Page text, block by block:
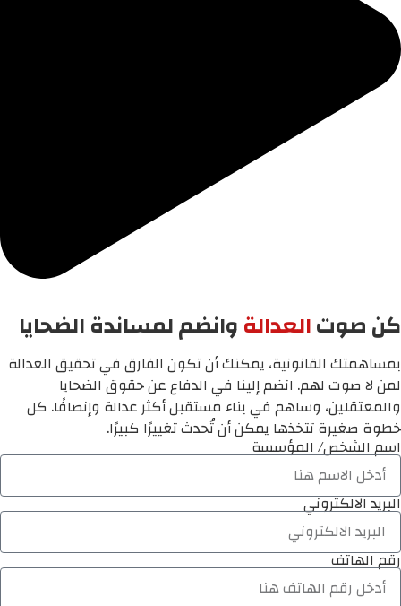
كن صوتالعدالةوانضم لمساندة الضحايا
بمساهمتك القانونية، يمكنك أن تكون الفارق في تحقيق العدالة
لمن لا صوت لهم. انضم إلينا في الدفاع عن حقوق الضحايا
والمعتقلين، وساهم في بناء مستقبل أكثر عدالة وإنصافًا. كل
خطوة صغيرة تتخذها يمكن أن تُحدث تغييرًا كبيرًا.
اسم الشخص/ المؤسسة
البريد الالكتروني
رقم الهاتف